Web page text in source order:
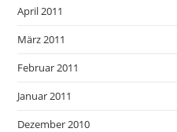
April 2011
März 2011
Februar 2011
Januar 2011
Dezember 2010